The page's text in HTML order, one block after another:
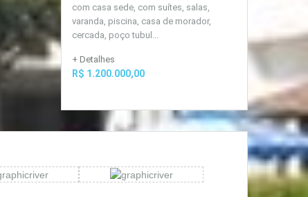
com casa sede, com suítes, salas,
varanda, piscina, casa de morador,
cercada, poço tubul...
+ Detalhes
R$ 1.200.000,00